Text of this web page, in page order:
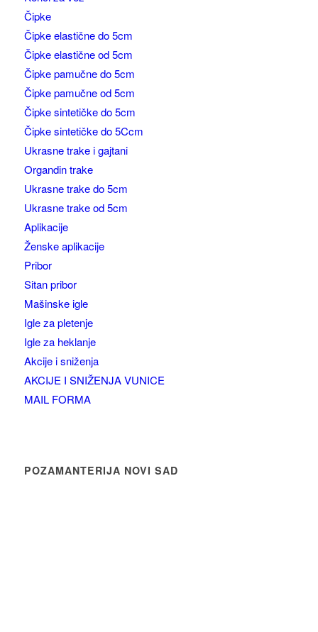
Čipke
Čipke elastične do 5cm
Čipke elastične od 5cm
Čipke pamučne do 5cm
Čipke pamučne od 5cm
Čipke sintetičke do 5cm
Čipke sintetičke do 5Ccm
Ukrasne trake i gajtani
Organdin trake
Ukrasne trake do 5cm
Ukrasne trake od 5cm
Aplikacije
Ženske aplikacije
Pribor
Sitan pribor
Mašinske igle
Igle za pletenje
Igle za heklanje
Akcije i sniženja
AKCIJE I SNIŽENJA VUNICE
MAIL FORMA
POZAMANTERIJA NOVI SAD